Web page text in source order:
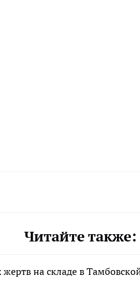
Читайте также:
на складе в